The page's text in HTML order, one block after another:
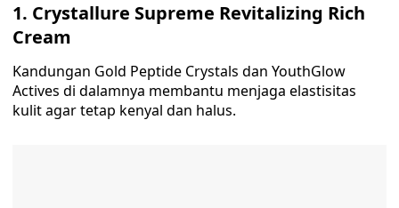
1. Crystallure Supreme Revitalizing Rich
Cream
Kandungan Gold Peptide Crystals dan YouthGlow
Actives di dalamnya membantu menjaga elastisitas
kulit agar tetap kenyal dan halus.